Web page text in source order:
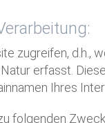
zugreifen,
erfasst.
Ihres
folgenden